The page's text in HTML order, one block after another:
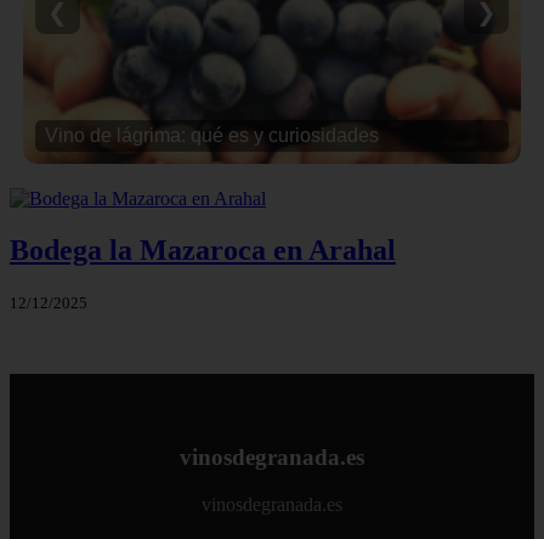
Vino de lágrima: qué es y curiosidades
❮ ❯
Bodega la Mazaroca en Arahal
12/12/2025
vinosdegranada.es
vinosdegranada.es